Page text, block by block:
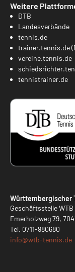
Weitere
DTB
Landesverbände
tennis.de
trainer.tennis.de
vereine.tennis.de
tennistrainer.de
Württembergischer
Geschäftsstelle WTB
Emerholzweg 79,
Tel. 0711-980680
info@wtb-tennis.de